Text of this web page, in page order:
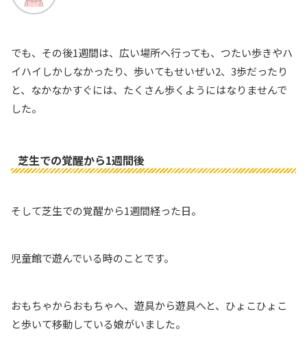
でも、その後1週間は、広い場所へ行っても、つたい歩きやハ
イハイしかしなかったり、歩いてもせいぜい2、3歩だったり
と、なかなかすぐには、たくさん歩くようにはなりませんで
した。
芝生での覚醒から1週間後
そして芝生での覚醒から1週間経った日。
児童館で遊んでいる時のことです。
おもちゃからおもちゃへ、遊具から遊具へと、ひょこひょこ
と歩いて移動している娘がいました。